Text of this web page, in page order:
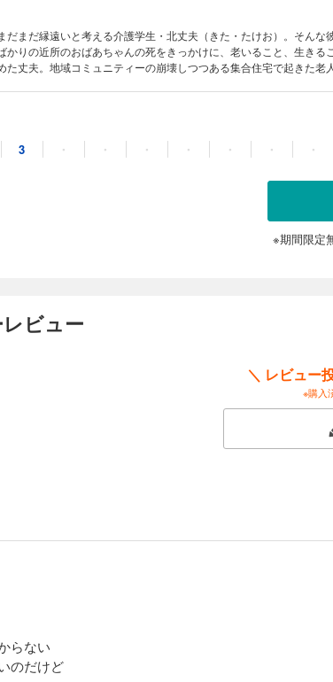
だまだ縁遠いと考える介護学生・北丈夫（きた・たけお）。そんな
かりの近所のおばあちゃんの死をきっかけに、老いること、生きる
た丈夫。地域コミュニティーの崩壊しつつある集合住宅で起きた老
ヤだイヤだ!!」認知症の視点から見た世界。記憶が抜け落ち、時
40代でもその兆候は脳にわずかに出てくる認知症。他人ごとでは
た蒲田喜久雄（かまた・きくお）。趣味は仕事の延長で覚えたゴル
し、結果喜久雄の自尊心をズタズタに傷つけ、悲劇は取り返しの付
離職者が後を絶たない介護現場――。天下りの施設長と、介護現場
のか!?」と苦悶する。職員不足で満足な介護ができない現場の葛藤
況に、現場責任者の介護主任は、苦渋の決断を下した！ 日本認知症
、制度上、上がることのない給料……。介護職の制度や待遇面に初め
）は、自らが考える理想のケアを入居者に固辞されたことで自信を
を必要としてくれる職場に」と父親の勧めで鉄工所に転職するが……
実をめぐって対立。誰も報われない制度の現実が重くのしかかる――
3 ・ ・ ・ ・ ・ ・ ・
※期間限定
ビュー
＼ レビュー
※購入
らない
のだけど